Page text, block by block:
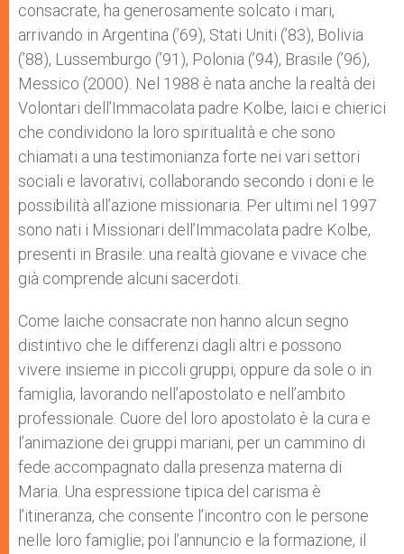
consacrate, ha generosamente solcato i mari,
arrivando in Argentina (’69), Stati Uniti (’83), Bolivia
(’88), Lussemburgo (’91), Polonia (’94), Brasile (’96),
Messico (2000). Nel 1988 è nata anche la realtà dei
Volontari dell’Immacolata padre Kolbe, laici e chierici
che condividono la loro spiritualità e che sono
chiamati a una testimonianza forte nei vari settori
sociali e lavorativi, collaborando secondo i doni e le
possibilità all’azione missionaria. Per ultimi nel 1997
sono nati i Missionari dell’Immacolata padre Kolbe,
presenti in Brasile: una realtà giovane e vivace che
già comprende alcuni sacerdoti.
Come laiche consacrate non hanno alcun segno
distintivo che le differenzi dagli altri e possono
vivere insieme in piccoli gruppi, oppure da sole o in
famiglia, lavorando nell’apostolato e nell’ambito
professionale. Cuore del loro apostolato è la cura e
l’animazione dei gruppi mariani, per un cammino di
fede accompagnato dalla presenza materna di
Maria. Una espressione tipica del carisma è
l’itineranza, che consente l’incontro con le persone
nelle loro famiglie; poi l’annuncio e la formazione, il